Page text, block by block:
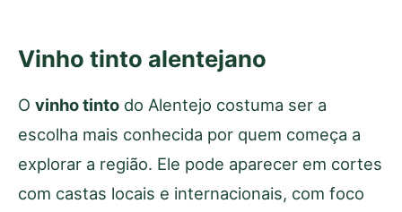
Vinho tinto alentejano
O vinho tinto do Alentejo costuma ser a
escolha mais conhecida por quem começa a
explorar a região. Ele pode aparecer em cortes
com castas locais e internacionais, com foco